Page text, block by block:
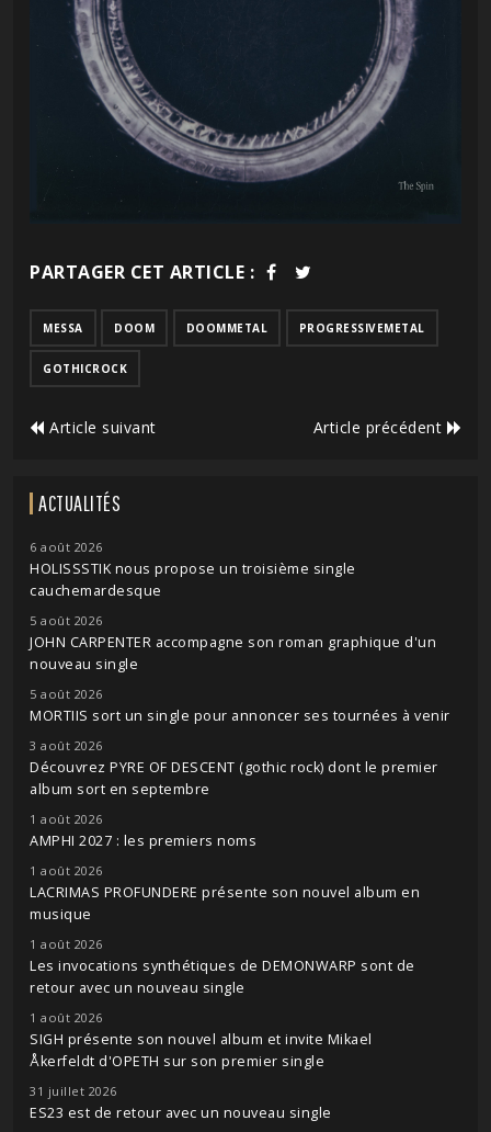
PARTAGER CET ARTICLE :
MESSA DOOM DOOMMETAL PROGRESSIVEMETAL
GOTHICROCK
Article suivant Article précédent
ACTUALITÉS
6 août 2026
HOLISSSTIK nous propose un troisième single
cauchemardesque
5 août 2026
JOHN CARPENTER accompagne son roman graphique d'un
nouveau single
5 août 2026
MORTIIS sort un single pour annoncer ses tournées à venir
3 août 2026
Découvrez PYRE OF DESCENT (gothic rock) dont le premier
album sort en septembre
1 août 2026
AMPHI 2027 : les premiers noms
1 août 2026
LACRIMAS PROFUNDERE présente son nouvel album en
musique
1 août 2026
Les invocations synthétiques de DEMONWARP sont de
retour avec un nouveau single
1 août 2026
SIGH présente son nouvel album et invite Mikael
Åkerfeldt d'OPETH sur son premier single
31 juillet 2026
ES23 est de retour avec un nouveau single